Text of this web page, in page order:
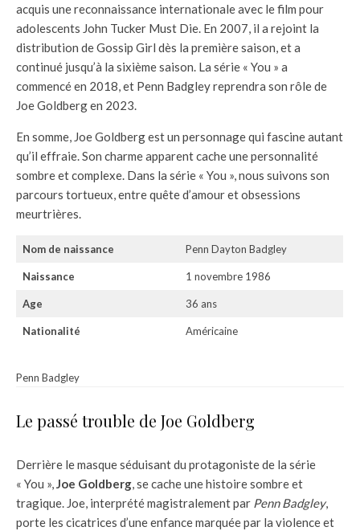
acquis une reconnaissance internationale avec le film pour
adolescents John Tucker Must Die. En 2007, il a rejoint la
distribution de Gossip Girl dès la première saison, et a
continué jusqu’à la sixième saison. La série « You » a
commencé en 2018, et Penn Badgley reprendra son rôle de
Joe Goldberg en 2023.
En somme, Joe Goldberg est un personnage qui fascine autant
qu’il effraie. Son charme apparent cache une personnalité
sombre et complexe. Dans la série « You », nous suivons son
parcours tortueux, entre quête d’amour et obsessions
meurtrières.
Nom de naissance Penn Dayton Badgley
Naissance 1 novembre 1986
Age 36 ans
Nationalité Américaine
Penn Badgley
Le passé trouble de Joe Goldberg
Derrière le masque séduisant du protagoniste de la série
« You »,Joe Goldberg, se cache une histoire sombre et
tragique. Joe, interprété magistralement par Penn Badgley,
porte les cicatrices d’une enfance marquée par la violence et